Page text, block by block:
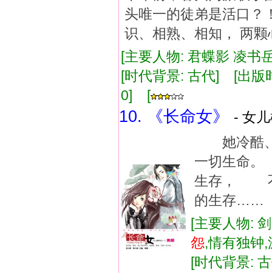
头唯一的徒弟是活口？
识、相熟、相知， 两
[主要人物: 君蝶影 凌
[时代背景: 古代] [出
0] [
10. 《长命女》
- 女
她冷酷、
一切生命
生存， 不
的生存……
[主要人物:
怨,情有独
[时代背景: